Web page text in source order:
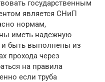
государственным
является СНиП
нормам,
иметь надежную
и быть выполнены из
прохода через
на правила
если труба